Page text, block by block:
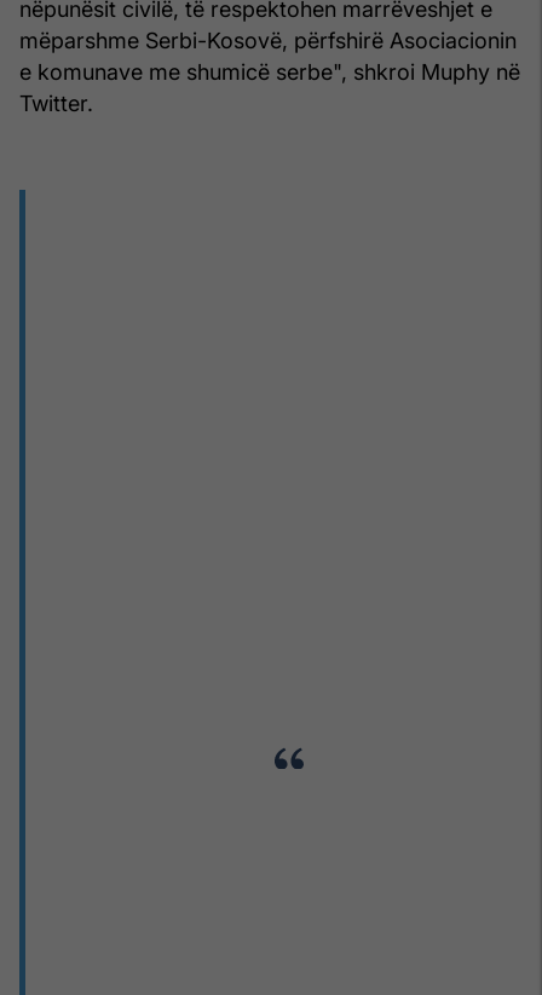
nëpunësit civilë, të respektohen marrëveshjet e
mëparshme Serbi-Kosovë, përfshirë Asociacionin
e komunave me shumicë serbe", shkroi Muphy në
Twitter.